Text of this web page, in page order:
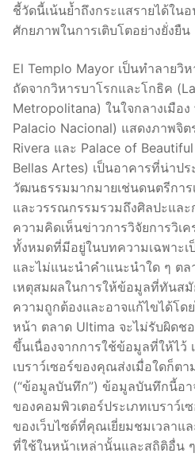
ชี้วัดนี้เน้นย้ำถึงกระแสรายได้ใน
ศักยภาพในการเติบโตอย่างยั่งยืน
El Templo Mayor เป็นทำลายวิ
ถัดจากวิหารบาโรกและโกธิค
Metropolitana) ในใจกลางเมือ
Palacio Nacional) แสดงภาพจิ
Rivera และ Palace of
Bellas Artes) เป็นอาคารที่น่าป
วัฒนธรรมมากมายเช่นดนตรีการ
และวรรณกรรมรวมถึงศิลปะแล
ความคิดเห็นข่าวการวิจัยการวิเ
ทั้งหมดที่มีอยู่ในบทความเฉพาะ
และไม่แนะนำคำแนะนำใด ๆ ต
เหตุสมผลในการให้ข้อมูลที่ทันส
ความถูกต้องและอาจแก้ไขได้โด
หน้า ตลาด Ultima จะไม่รับผิดช
ขึ้นเนื่องจากการใช้ข้อมูลที่ให้ไว้
เบราว์เซอร์ของคุณส่งเมื่อใดก็ต
(“ข้อมูลบันทึก”) ข้อมูลบันทึกนี้อ
ของคอมพิวเตอร์ประเภทเบราว์เ
ของเว็บไซต์ที่คุณเยี่ยมชมเวลาแ
ที่ใช้ในหน้าเหล่านั้นและสถิติอื่น